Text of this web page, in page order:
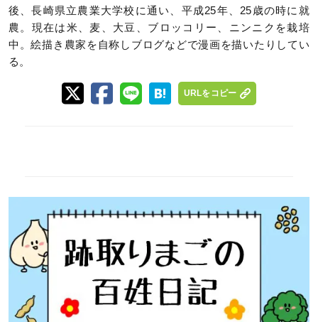
後、長崎県立農業大学校に通い、平成25年、25歳の時に就
農。現在は米、麦、大豆、ブロッコリー、ニンニクを栽培
中。絵描き農家を自称しブログなどで漫画を描いたりしてい
る。
URLをコピー